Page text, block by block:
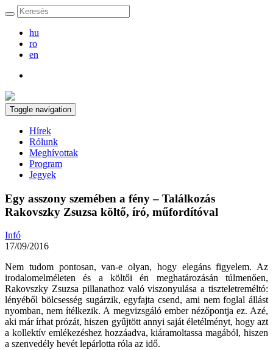
hu
ro
en
Toggle navigation
Hírek
Rólunk
Meghívottak
Program
Jegyek
Egy asszony szemében a fény – Találkozás
Rakovszky Zsuzsa költő, író, műfordítóval
Infó
17/09/2016
Nem tudom pontosan, van-e olyan, hogy elegáns figyelem. Az
irodalomelméleten és a költői én meghatározásán túlmenően,
Rakovszky Zsuzsa pillanathoz való viszonyulása a tiszteletreméltó:
lényéből bölcsesség sugárzik, egyfajta csend, ami nem foglal állást
nyomban, nem ítélkezik. A megvizsgáló ember nézőpontja ez. Azé,
aki már írhat prózát, hiszen gyűjtött annyi saját életélményt, hogy azt
a kollektív emlékezéshez hozzáadva, kiáramoltassa magából, hiszen
a szenvedély hevét lepárlotta róla az idő.